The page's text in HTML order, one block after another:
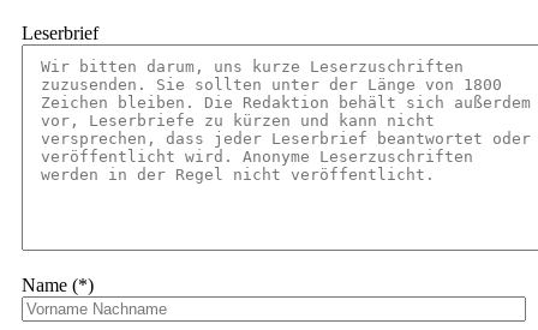
Leserbrief
Name (*)